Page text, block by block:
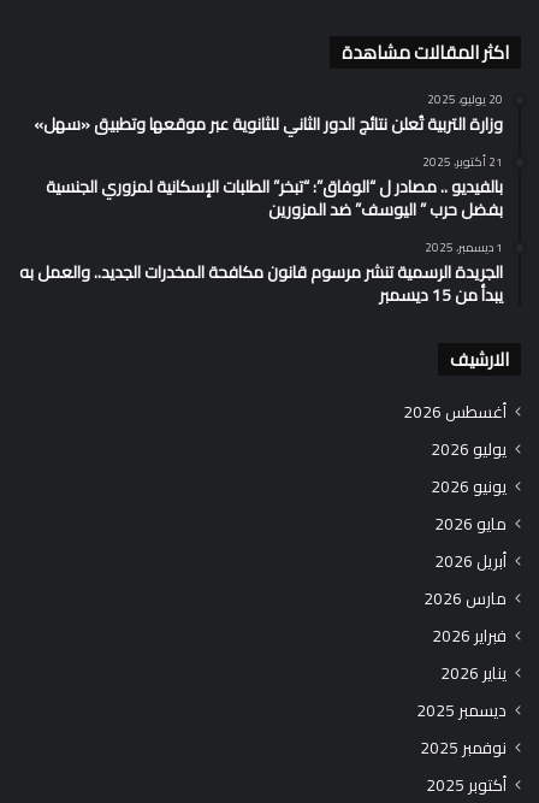
اكثر المقالات مشاهدة
20 يوليو، 2025
وزارة التربية تُعلن نتائج الدور الثاني للثانوية عبر موقعها وتطبيق «سهل»
21 أكتوبر، 2025
بالفيديو .. مصادر ل “الوفاق”: “تبخر” الطلبات الإسكانية لمزوري الجنسية
بفضل حرب ” اليوسف” ضد المزورين
1 ديسمبر، 2025
الجريدة الرسمية تنشر مرسوم قانون مكافحة المخدرات الجديد.. والعمل به
يبدأ من 15 ديسمبر
الارشيف
أغسطس 2026
يوليو 2026
يونيو 2026
مايو 2026
أبريل 2026
مارس 2026
فبراير 2026
يناير 2026
ديسمبر 2025
نوفمبر 2025
أكتوبر 2025